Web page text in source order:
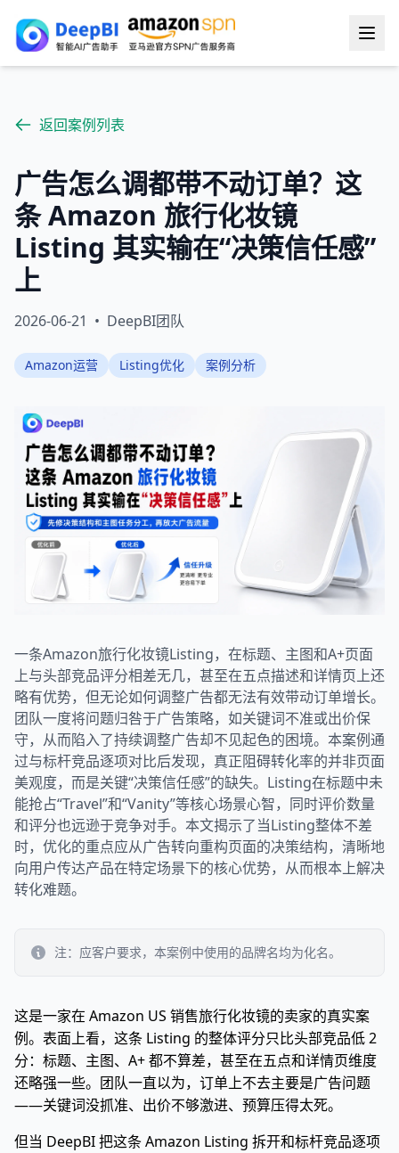
返回案例列表
广告怎么调都带不动订单？这
条 Amazon 旅行化妆镜
Listing 其实输在“决策信任感”
上
2026-06-21 • DeepBI团队
Amazon运营 Listing优化 案例分析
一条Amazon旅行化妆镜Listing，在标题、主图和A+页面
上与头部竞品评分相差无几，甚至在五点描述和详情页上还
略有优势，但无论如何调整广告都无法有效带动订单增长。
团队一度将问题归咎于广告策略，如关键词不准或出价保
守，从而陷入了持续调整广告却不见起色的困境。本案例通
过与标杆竞品逐项对比后发现，真正阻碍转化率的并非页面
美观度，而是关键“决策信任感”的缺失。Listing在标题中未
能抢占“Travel”和“Vanity”等核心场景心智，同时评价数量
和评分也远逊于竞争对手。本文揭示了当Listing整体不差
时，优化的重点应从广告转向重构页面的决策结构，清晰地
向用户传达产品在特定场景下的核心优势，从而根本上解决
转化难题。
注：应客户要求，本案例中使用的品牌名均为化名。
这是一家在 Amazon US 销售旅行化妆镜的卖家的真实案
例。表面上看，这条 Listing 的整体评分只比头部竞品低 2
分：标题、主图、A+ 都不算差，甚至在五点和详情页维度
还略强一些。团队一直以为，订单上不去主要是广告问题
——关键词没抓准、出价不够激进、预算压得太死。
但当 DeepBI 把这条 Amazon Listing 拆开和标杆竞品逐项